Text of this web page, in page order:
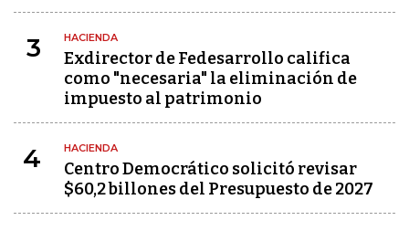
3 HACIENDA
Exdirector de Fedesarrollo califica
como "necesaria" la eliminación de
impuesto al patrimonio
4 HACIENDA
Centro Democrático solicitó revisar
$60,2 billones del Presupuesto de 2027